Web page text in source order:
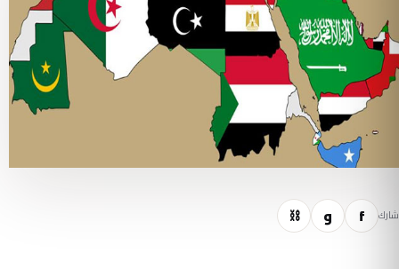
شارك f و ⛓